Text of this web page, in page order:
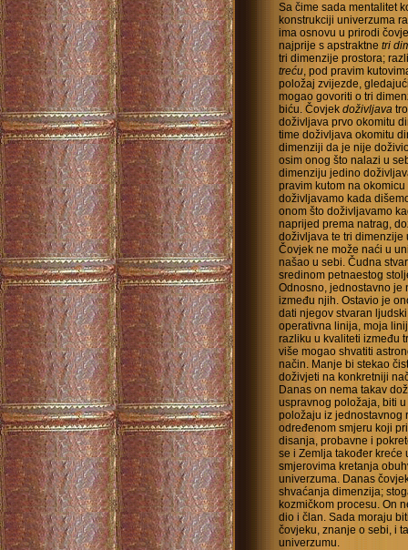
Sa čime sada mentalitet
konstrukciji univerzuma
ima osnovu u prirodi
najprije s apstraktne tri
tri dimenzije prostora;
treću, pod pravim
položaj zvijezde,
mogao govoriti o tri
biću. Čovjek doživljava
doživljava prvo okomitu
time doživljava okomitu
dimenziji da je nije
osim onog što nalazi u
dimenziju jedino
pravim kutom na
doživljavamo kada
onom što doživljavamo
naprijed prema natrag,
doživljava te tri dimenzije
Čovjek ne može naći u
našao u sebi. Čudna
sredinom petnaestog
Odnosno, jednostavno je
između njih. Ostavio je
dati njegov stvaran
operativna linija, moja
razliku u kvaliteti između
više mogao shvatiti
način. Manje bi stekao
doživjeti na konkretniji
Danas on nema takav
uspravnog položaja, biti
položaju iz jednostavnog
određenom smjeru koji
disanja, probavne i
se i Zemlja također
smjerovima kretanja
univerzuma. Danas
shvaćanja dimenzija;
kozmičkom procesu. On
dio i član. Sada moraju
čovjeku, znanje o sebi, i
univerzumu.